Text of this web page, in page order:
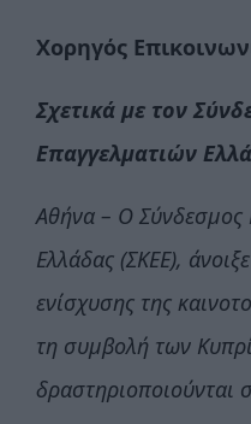
Χορηγός
Σχετικά με τον
Επαγγελματιών
Αθήνα – Ο Σύνδεσμος
Ελλάδας (ΣΚΕΕ),
ενίσχυσης της
τη συμβολή των
δραστηριοποιούνται